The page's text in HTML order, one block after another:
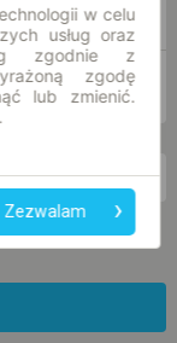
w celu
usług oraz
zgodnie z
zgodę
lub zmienić.
Zezwalam